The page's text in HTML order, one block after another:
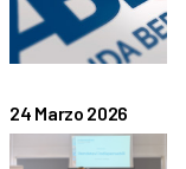
24 Marzo 2026